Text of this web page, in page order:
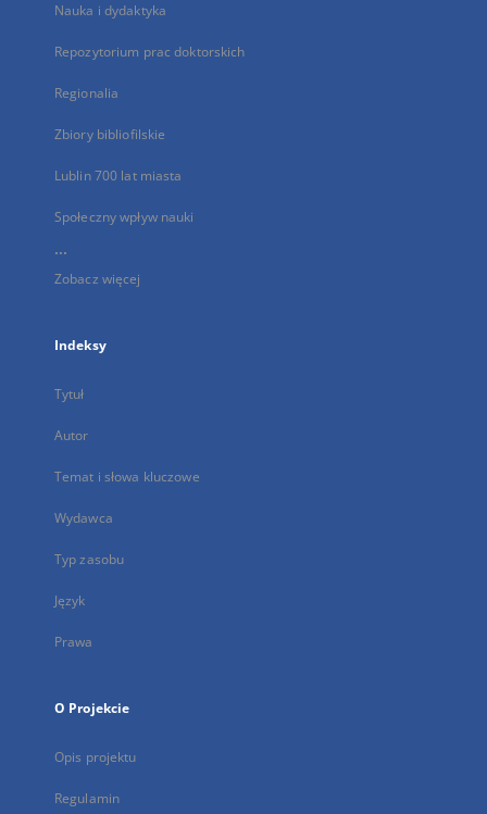
Nauka i dydaktyka
Repozytorium prac doktorskich
Regionalia
Zbiory bibliofilskie
Lublin 700 lat miasta
Społeczny wpływ nauki
...
Zobacz więcej
Indeksy
Tytuł
Autor
Temat i słowa kluczowe
Wydawca
Typ zasobu
Język
Prawa
O Projekcie
Opis projektu
Regulamin